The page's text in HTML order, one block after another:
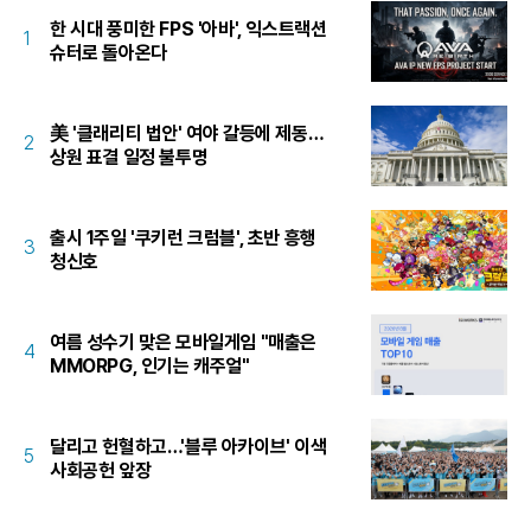
1
한 시대 풍미한 FPS '아바', 익스트랙션
슈터로 돌아온다
2
美 '클래리티 법안' 여야 갈등에 제동…
상원 표결 일정 불투명
3
출시 1주일 '쿠키런 크럼블', 초반 흥행
청신호
4
여름 성수기 맞은 모바일게임 "매출은
MMORPG, 인기는 캐주얼"
5
달리고 헌혈하고…'블루 아카이브' 이색
사회공헌 앞장